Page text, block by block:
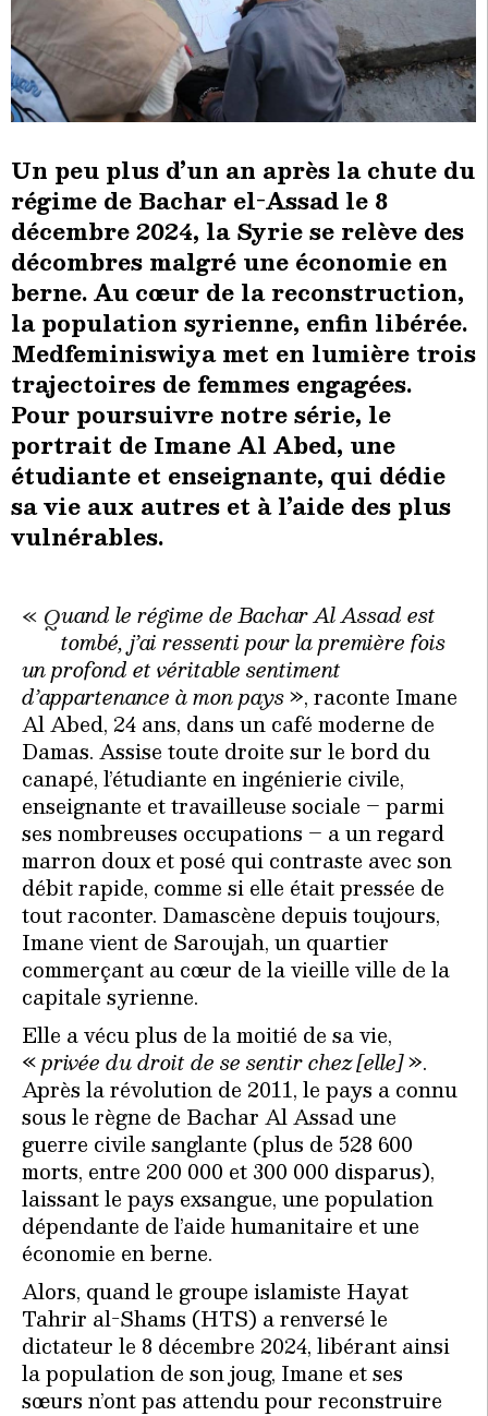
Un peu plus d’un an après la chute du
régime de Bachar el-Assad le 8
décembre 2024, la Syrie se relève des
décombres malgré une économie en
berne. Au cœur de la reconstruction,
la population syrienne, enfin libérée.
Medfeminiswiya met en lumière trois
trajectoires de femmes engagées.
Pour poursuivre notre série, le
portrait de Imane Al Abed, une
étudiante et enseignante, qui dédie
sa vie aux autres et à l’aide des plus
vulnérables.
«Quand le régime de Bachar Al Assad est
tombé, j’ai ressenti pour la première fois
un profond et véritable sentiment
d’appartenance à mon pays», raconte Imane
Al Abed, 24 ans, dans un café moderne de
Damas. Assise toute droite sur le bord du
canapé, l’étudiante en ingénierie civile,
enseignante et travailleuse sociale – parmi
ses nombreuses occupations – a un regard
marron doux et posé qui contraste avec son
débit rapide, comme si elle était pressée de
tout raconter. Damascène depuis toujours,
Imane vient de Saroujah, un quartier
commerçant au cœur de la vieille ville de la
capitale syrienne.
Elle a vécu plus de la moitié de sa vie,
«privée du droit de se sentir chez [elle]».
Après la révolution de 2011, le pays a connu
sous le règne de Bachar Al Assad une
guerre civile sanglante (plus de 528 600
morts, entre 200 000 et 300 000 disparus),
laissant le pays exsangue, une population
dépendante de l’aide humanitaire et une
économie en berne.
Alors, quand le groupe islamiste Hayat
Tahrir al-Shams (HTS) a renversé le
dictateur le 8 décembre 2024, libérant ainsi
la population de son joug, Imane et ses
sœurs n’ont pas attendu pour reconstruire